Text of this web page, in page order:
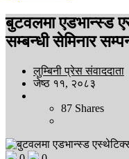
बुटवलमा एडभान्स्ड
सम्बन्धी सेमिनार
लुम्बिनी प्रेस संवाददाता
जेष्ठ ११, २०८३
87 Shares